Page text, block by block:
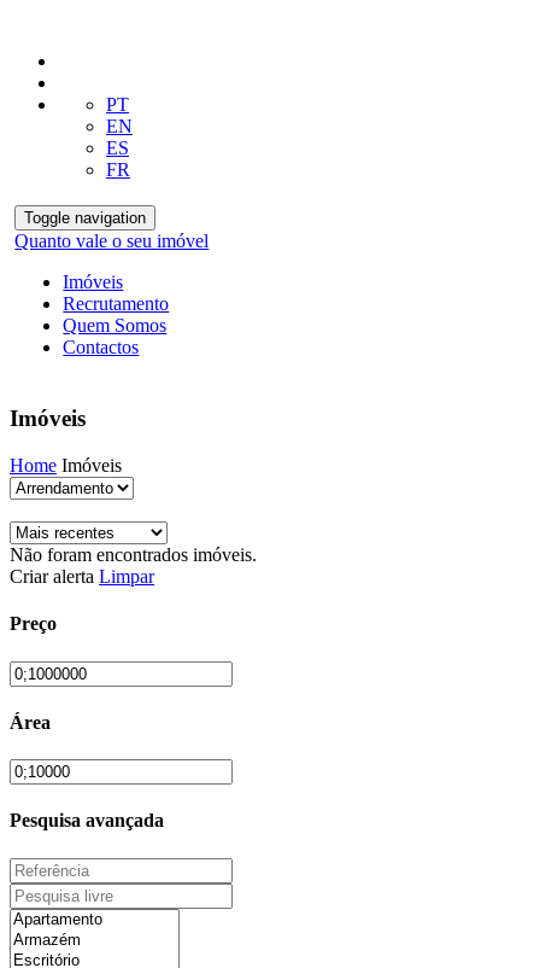
PT
EN
ES
FR
Toggle navigation
Quanto vale o seu imóvel
Imóveis
Recrutamento
Quem Somos
Contactos
Imóveis
Home Imóveis
Não foram encontrados imóveis.
Criar alerta Limpar
Preço
Área
Pesquisa avançada